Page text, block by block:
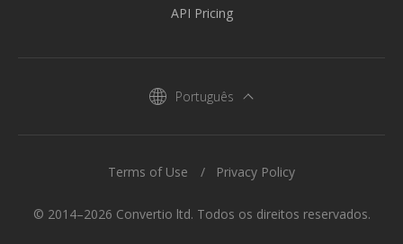
API Pricing
Português
© 2014–2026 Convertio ltd. Todos os direitos reservados.
Terms of Use Privacy Policy